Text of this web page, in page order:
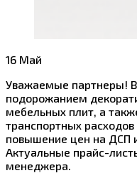
16 Май
Уважаемые партнеры! В
подорожанием
мебельных плит, а
транспортных
повышение цен на ДСП
Актуальные прайс-
менеджера.